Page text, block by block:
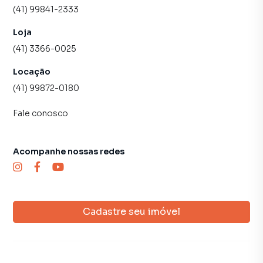
na aquisição do seu novo lar.
Entre em contato e agende uma visita para conhecer seu
futuro imóvel. Atendimento facilitado via WhatsApp.
Disponibilidade e valores sujeitos a confirmação.
(41) 99841-2333
Loja
(41) 3366-0025
Locação
(41) 99872-0180
Fale conosco
Cadastre seu imóvel
Acompanhe nossas redes